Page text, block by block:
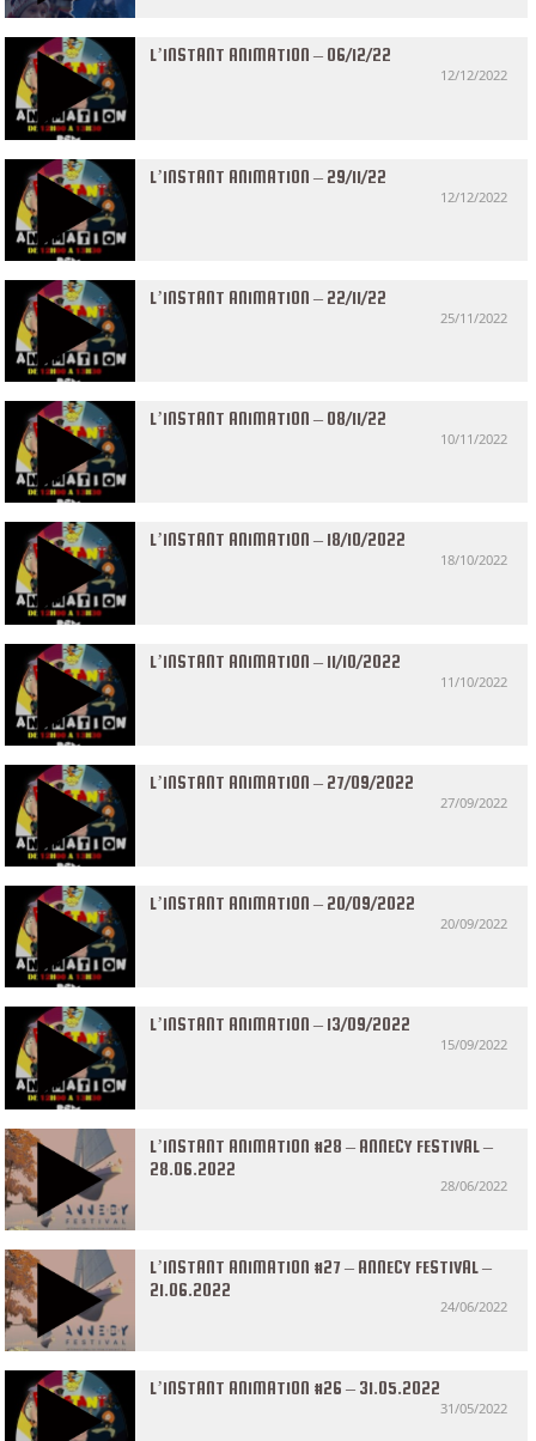
L’INSTANT ANIMATION – 06/12/22
12/12/2022
L’INSTANT ANIMATION – 29/11/22
12/12/2022
L’INSTANT ANIMATION – 22/11/22
25/11/2022
L’INSTANT ANIMATION – 08/11/22
10/11/2022
L’INSTANT ANIMATION – 18/10/2022
18/10/2022
L’INSTANT ANIMATION – 11/10/2022
11/10/2022
L’INSTANT ANIMATION – 27/09/2022
27/09/2022
L’INSTANT ANIMATION – 20/09/2022
20/09/2022
L’INSTANT ANIMATION – 13/09/2022
15/09/2022
L’INSTANT ANIMATION #28 – ANNECY FESTIVAL –
28.06.2022
28/06/2022
L’INSTANT ANIMATION #27 – ANNECY FESTIVAL –
21.06.2022
24/06/2022
L’INSTANT ANIMATION #26 – 31.05.2022
31/05/2022